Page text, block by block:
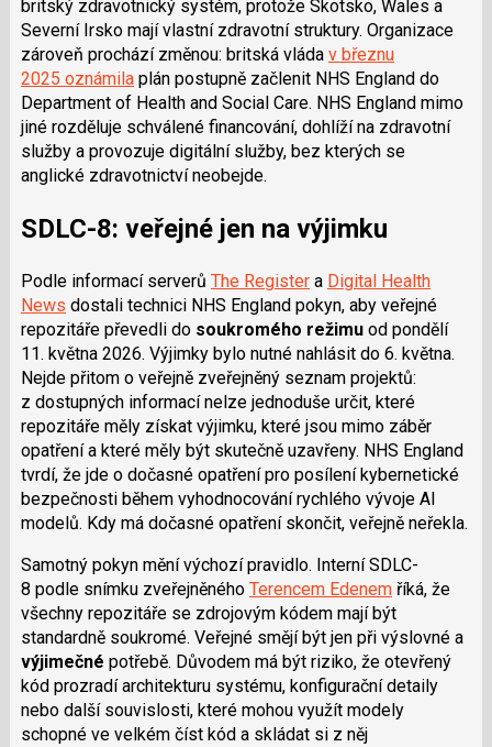
britský zdravotnický systém, protože Skotsko, Wales a
Severní Irsko mají vlastní zdravotní struktury. Organizace
zároveň prochází změnou: britská vláda v březnu
2025 oznámilaplán postupně začlenit NHS England do
Department of Health and Social Care. NHS England mimo
jiné rozděluje schválené financování, dohlíží na zdravotní
služby a provozuje digitální služby, bez kterých se
anglické zdravotnictví neobejde.
SDLC-8: veřejné jen na výjimku
Podle informací serverů The Registera Digital Health
News dostali technici NHS England pokyn, aby veřejné
repozitáře převedli do soukromého režimuod pondělí
11. května 2026. Výjimky bylo nutné nahlásit do 6. května.
Nejde přitom o veřejně zveřejněný seznam projektů:
z dostupných informací nelze jednoduše určit, které
repozitáře měly získat výjimku, které jsou mimo záběr
opatření a které měly být skutečně uzavřeny. NHS England
tvrdí, že jde o dočasné opatření pro posílení kybernetické
bezpečnosti během vyhodnocování rychlého vývoje AI
modelů. Kdy má dočasné opatření skončit, veřejně neřekla.
Samotný pokyn mění výchozí pravidlo. Interní SDLC-
8 podle snímku zveřejněného Terencem Edenemříká, že
všechny repozitáře se zdrojovým kódem mají být
standardně soukromé. Veřejné smějí být jen při výslovné a
výjimečné potřebě. Důvodem má být riziko, že otevřený
kód prozradí architekturu systému, konfigurační detaily
nebo další souvislosti, které mohou využít modely
schopné ve velkém číst kód a skládat si z něj